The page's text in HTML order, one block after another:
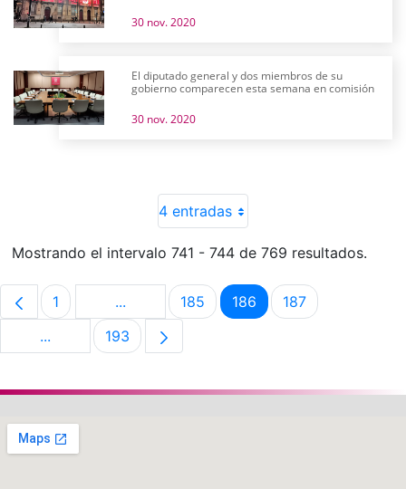
30 nov. 2020
El diputado general y dos miembros de su
gobierno comparecen esta semana en comisión
30 nov. 2020
4 entradas
Mostrando el intervalo 741 - 744 de 769 resultados.
Página
1 ...Páginas intermedias Use TAB para
Página
185 Página
186 Página
187
...Páginas intermedias Use TAB para desplazarse.
Página
193